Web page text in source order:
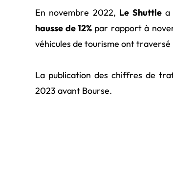
En novembre 2022, Le Shuttlea
hausse de 12% par rapport à
véhicules de tourisme ont
La publication des chiffres de
2023 avant Bourse.